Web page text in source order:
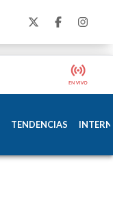
TENDENCIAS